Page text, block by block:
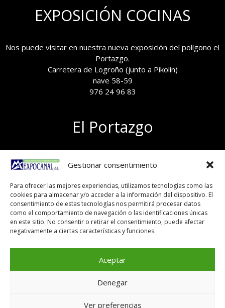
Gestionar consentimiento
Para ofrecer las mejores experiencias, utilizamos tecnologías como las
cookies para almacenar y/o acceder a la información del dispositivo. El
consentimiento de estas tecnologías nos permitirá procesar datos
como el comportamiento de navegación o las identificaciones únicas
en este sitio. No consentir o retirar el consentimiento, puede afectar
negativamente a ciertas características y funciones.
Aceptar
Denegar
Ver preferencias
EXPOSICIÓN COCINAS
Nos puede visitar en nuestra nueva exposición del polígono el
Portazgo.
Carretera de Logroño (junto a Pikolín)
nave 58-59
976 24 96 83
El Portazgo
Polígono el Portazgo, nave 59
50011 Zaragoza
Tel 976 24 96 83
exposicion@expocanal.es
Aviso Legal
Política de cookies